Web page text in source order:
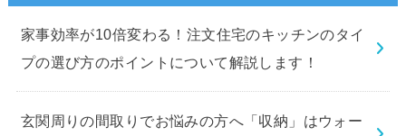
家事効率が10倍変わる！注文住宅のキッチンのタイ
プの選び方のポイントについて解説します！
玄関周りの間取りでお悩みの方へ「収納」はウォー